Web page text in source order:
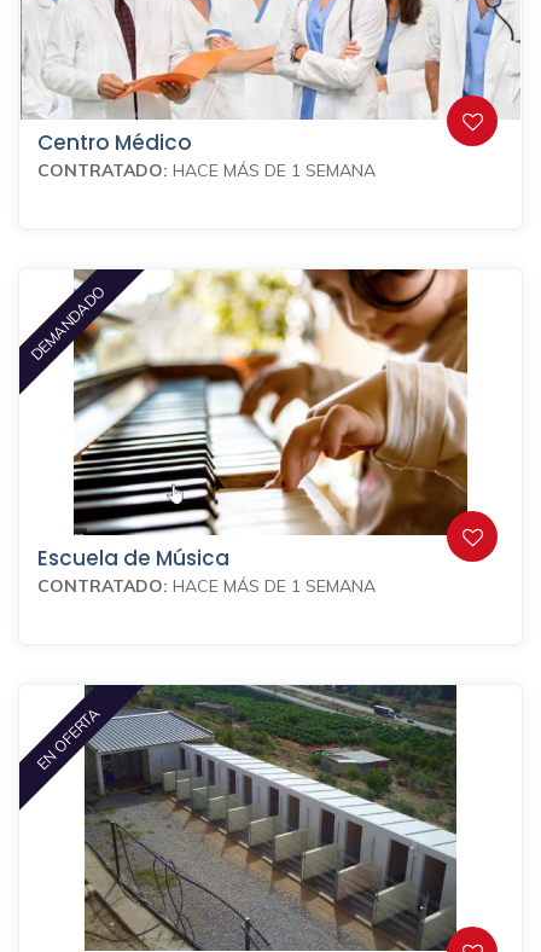
Centro Médico
CONTRATADO: HACE MÁS DE 1 SEMANA
DEMANDADO
Escuela de Música
CONTRATADO: HACE MÁS DE 1 SEMANA
EN OFERTA